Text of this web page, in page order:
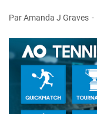
Par Amanda J Graves